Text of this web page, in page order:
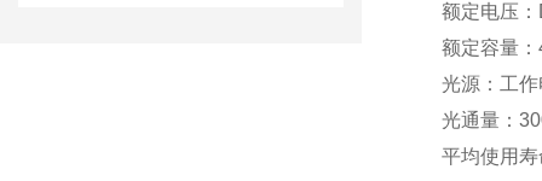
额定电压：
额定容量：
光源：工
光通量：
平均使用寿